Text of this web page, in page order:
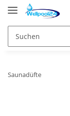
Saunadüfte